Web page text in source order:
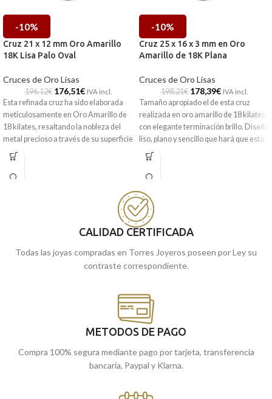
-10%
Cruz 21 x 12 mm Oro Amarillo
18K Lisa Palo Oval
Cruces de Oro Lisas
196,12€ 176,51€ IVA incl.
Esta refinada cruz ha sido elaborada
meticulosamente en Oro Amarillo de
18 kilates, resaltando la nobleza del
metal precioso a través de su superficie
lisa y brillante. Su estructura de
oval
suavidad visual que diferencia a esta
entre modernidad y tradición. Gracias
convierte en un accesorio versátil y
ligero, perfecto para ser combinado
tiendas de Málaga, o si lo prefieres,
encárgalos online y te los enviamos a
-10%
Cruz 25 x 16 x 3 mm en Oro
Amarillo de 18K Plana
Cruces de Oro Lisas
198,21€ 178,39€ IVA incl.
Tamaño apropiado el de esta cruz
realizada en oro amarillo de 18 kilates
con elegante terminación brillo. Diseño
liso, plano y sencillo que hará que esta
cruz se convierta en el complemento
ideal de tu cadena.
Puedes encontrarlo en nuestras
tiendas de Málaga y Melilla, o si lo
encargas online, te lo enviamos a
casa.
CALIDAD CERTIFICADA
Todas las joyas compradas en Torres Joyeros poseen por Ley su
contraste correspondiente.
METODOS DE PAGO
Compra 100% segura mediante pago por tarjeta, transferencia
bancaria, Paypal y Klarna.